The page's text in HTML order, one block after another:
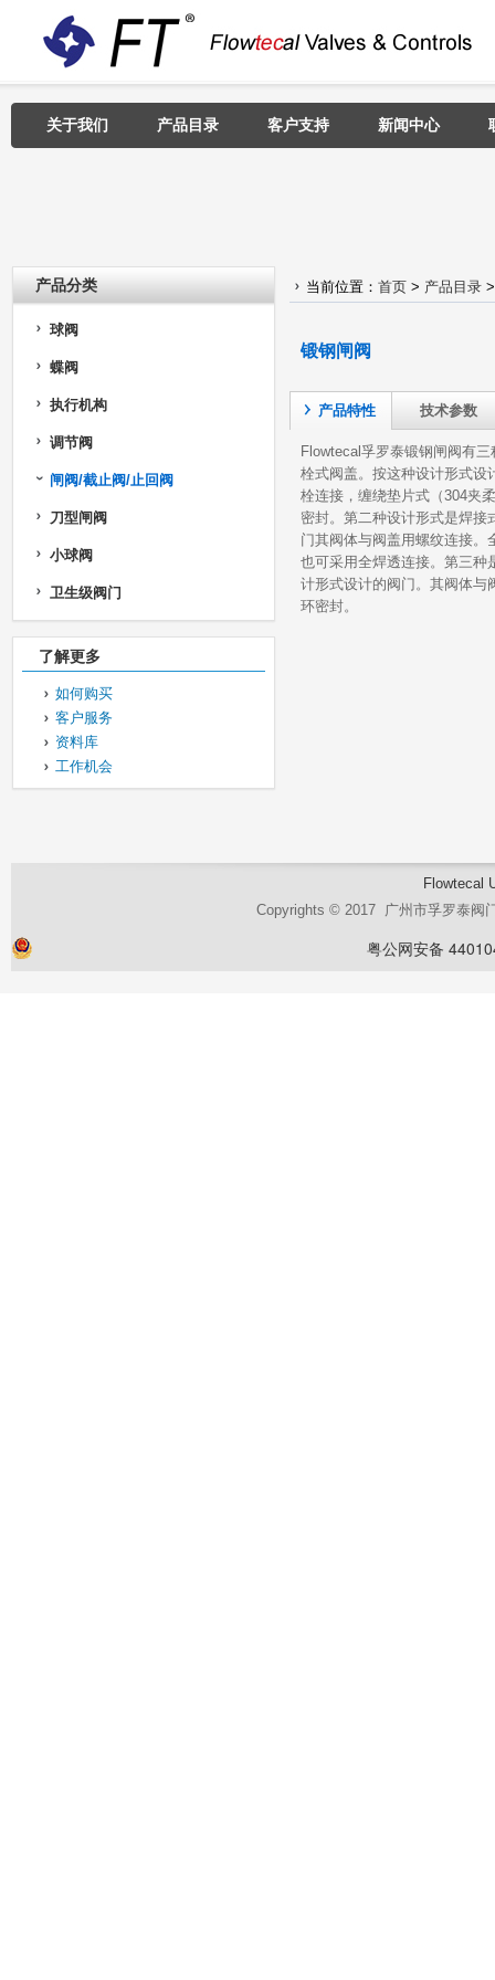
关于我们 产品目录 客户支持 新闻中心
产品分类
球阀
蝶阀
执行机构
调节阀
闸阀/截止阀/止回阀
刀型闸阀
小球阀
卫生级阀门
了解更多
如何购买
客户服务
资料库
工作机会
当前位置： 首页 > 产品目录
锻钢闸阀
产品特性 技术参数
Flowtecal孚罗泰锻钢闸阀有
栓式阀盖。按这种设计形式设
栓连接，缠绕垫片式（304夹
密封。第二种设计形式是焊接
门其阀体与阀盖用螺纹连接。
也可采用全焊透连接。第三种
计形式设计的阀门。其阀体与
环密封。
Flowtecal
Copyrights © 2017 广州市孚罗泰阀
粤公网安备